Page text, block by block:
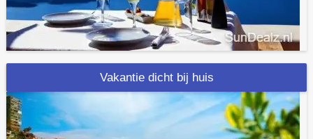
Vakantie dicht bij huis